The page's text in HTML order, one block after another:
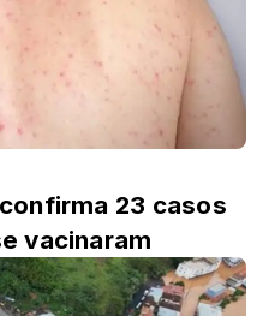
23 casos
vacinaram